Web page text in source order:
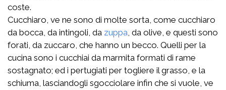
coste.
Cucchiaro, ve ne sono di molte sorta, come cucchiaro
da bocca, da intingoli, da zuppa , da olive, e questi sono
forati, da zuccaro, che hanno un becco. Quelli per la
cucina sono i cucchiai da marmita formati di rame
sostagnato; ed i pertugiati per togliere il grasso, e la
schiuma, lasciandogli sgocciolare infin che si vuole, ve